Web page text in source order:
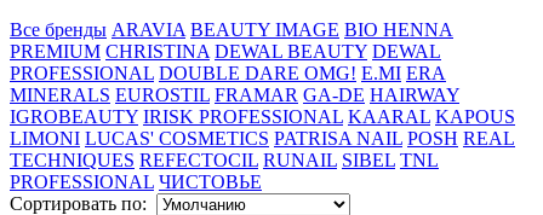
Все бренды ARAVIA BEAUTY IMAGE BIO HENNA
PREMIUM CHRISTINA DEWAL BEAUTY DEWAL
PROFESSIONAL DOUBLE DARE OMG! E.MI ERA
MINERALS EUROSTIL FRAMAR GA-DE HAIRWAY
IGROBEAUTY IRISK PROFESSIONAL KAARAL KAPOUS
LIMONI LUCAS' COSMETICS PATRISA NAIL POSH REAL
TECHNIQUES REFECTOCIL RUNAIL SIBEL TNL
PROFESSIONAL ЧИСТОВЬЕ
Сортировать по: